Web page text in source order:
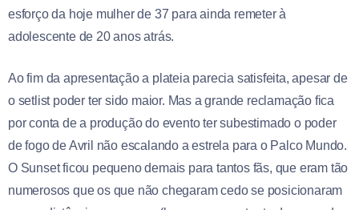
esforço da hoje mulher de 37 para ainda remeter à
adolescente de 20 anos atrás.
Ao fim da apresentação a plateia parecia satisfeita, apesar de
o setlist poder ter sido maior. Mas a grande reclamação fica
por conta de a produção do evento ter subestimado o poder
de fogo de Avril não escalando a estrela para o Palco Mundo.
O Sunset ficou pequeno demais para tantos fãs, que eram tão
numerosos que os que não chegaram cedo se posicionaram